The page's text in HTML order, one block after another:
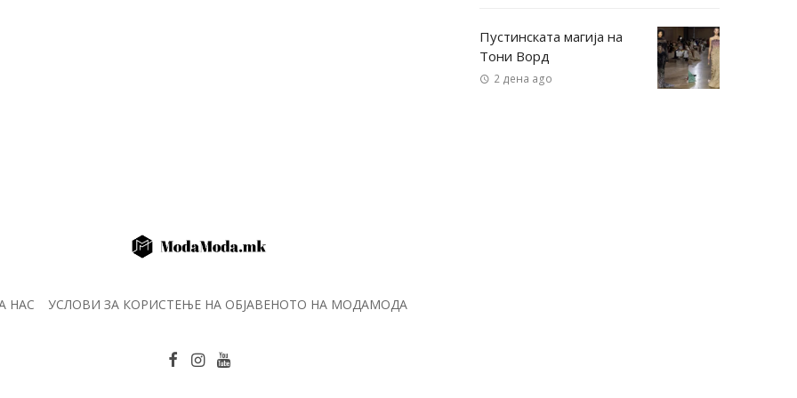
Пустинската магија на
Тони Ворд
2 дена ago
НАС УСЛОВИ ЗА КОРИСТЕЊЕ НА ОБЈАВЕНОТО НА МОДАМОДА